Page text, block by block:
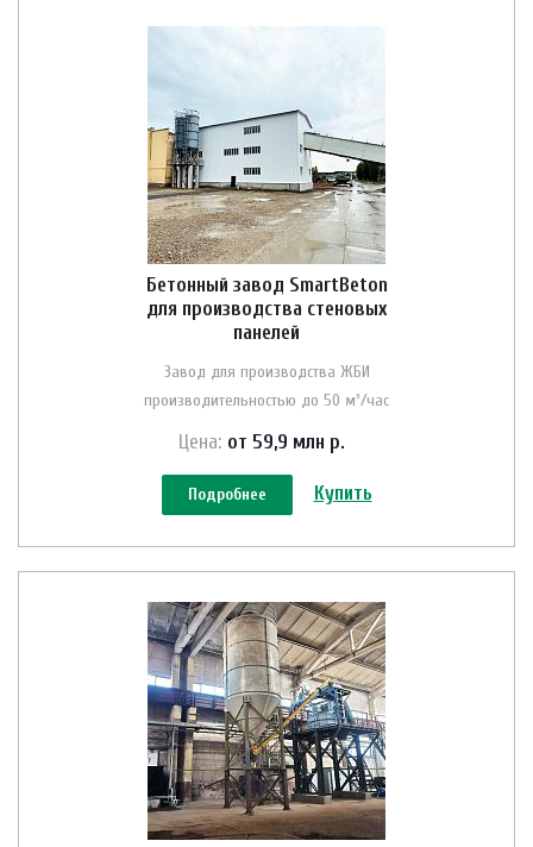
Бетонный завод SmartBeton
для производства стеновых
панелей
Завод для производства ЖБИ
производительностью до 50 м³/час
Цена: от 59,9 млн р.
Подробнее Купить